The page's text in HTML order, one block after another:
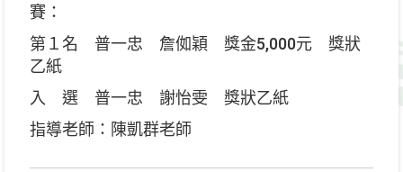
賽：
第１名 普一忠 詹侞穎 獎金5,000元 獎狀
乙紙
入 選 普一忠 謝怡雯 獎狀乙紙
指導老師：陳凱群老師